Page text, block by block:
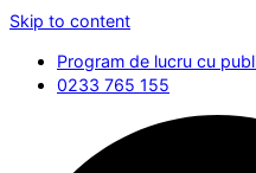
Skip to content
Program de lucru cu
0233 765 155